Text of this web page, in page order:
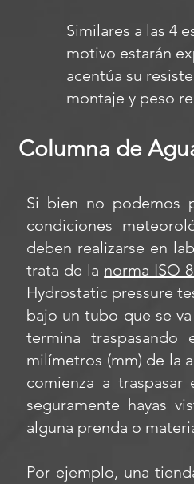
Similares a las 4
motivo estarán
acentúa su
montaje y peso
Columna de
Si bien no podemos
condiciones
deben realizarse en
trata de la norma ISO
Hydrostatic pressure
bajo un tubo que se
termina
milímetros (mm) de la
comienza a
seguramente hayas
alguna prenda o
Por ejemplo, una